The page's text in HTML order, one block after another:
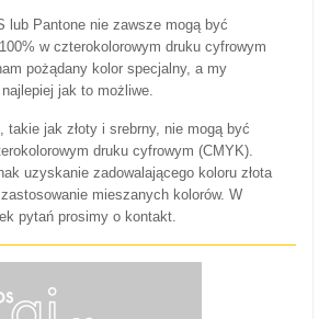
lub Pantone nie zawsze mogą być
w czterokolorowym druku cyfrowym
pożądany kolor specjalny, a my
jak to możliwe.
takie jak złoty i srebrny, nie mogą być
druku cyfrowym (CMYK).
uzyskanie zadowalającego koloru złota
mieszanych kolorów. W
pytań prosimy o kontakt.